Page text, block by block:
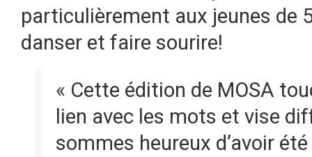
particulièrement aux jeunes de
danser et faire sourire!
« Cette édition de MOSA
lien avec les mots et vise
sommes heureux d’avoir